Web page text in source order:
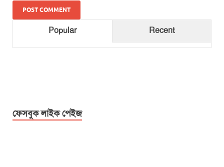
Popular Recent
ফেসবুক লাইক পেইজ